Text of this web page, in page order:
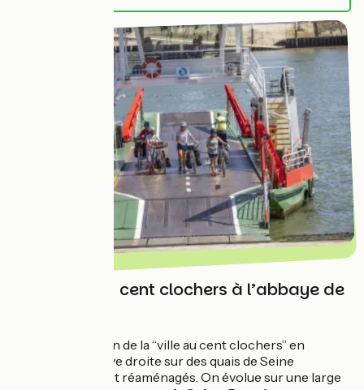
De la ville au cent clochers à l’abbaye de
Départ au carillon de la “ville au cent clochers” en
direction de la rive droite sur des quais de Seine
somptueusement réaménagés. On évolue sur une large